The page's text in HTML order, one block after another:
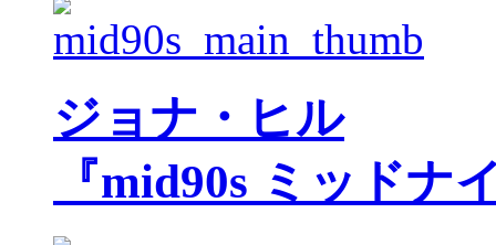
ジョナ・ヒル
『mid90s ミッドナ